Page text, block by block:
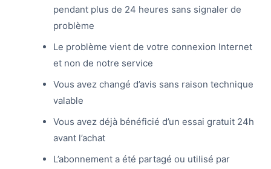
pendant plus de 24 heures sans signaler de
problème
Le problème vient de votre connexion Internet
et non de notre service
Vous avez changé d’avis sans raison technique
valable
Vous avez déjà bénéficié d’un essai gratuit 24h
avant l’achat
L’abonnement a été partagé ou utilisé par